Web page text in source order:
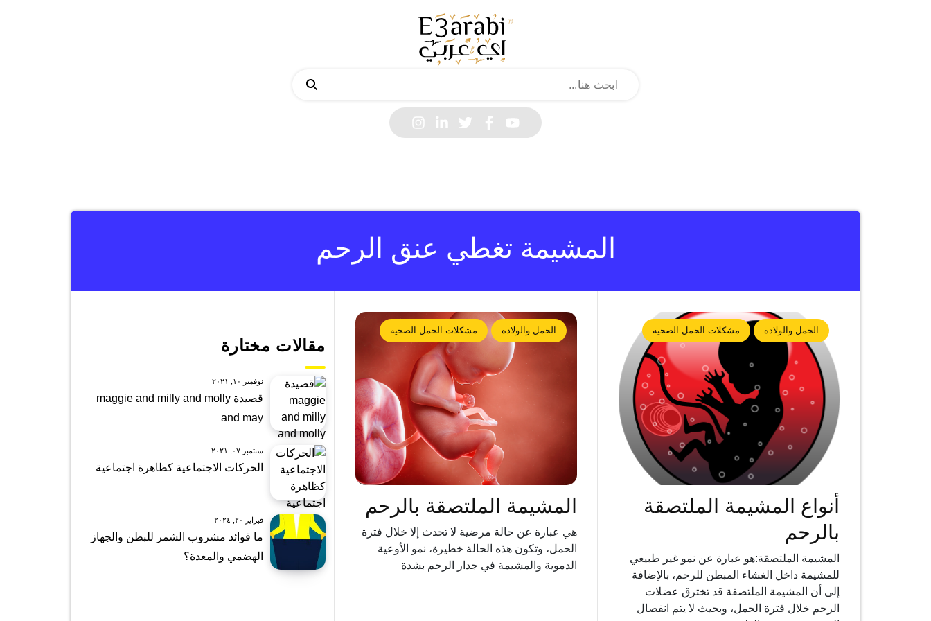
المشيمة تغطي عنق الرحم
الحمل والولادة مشكلات الحمل الصحية
أنواع المشيمة الملتصقة
بالرحم
المشيمة الملتصقة:هو عبارة عن نمو غير طبيعي
للمشيمة داخل الغشاء المبطن للرحم، بالإضافة
إلى أن المشيمة الملتصقة قد تخترق عضلات
الرحم خلال فترة الحمل، وبحيث لا يتم انفصال
الحمل والولادة مشكلات الحمل الصحية
المشيمة الملتصقة بالرحم
هي عبارة عن حالة مرضية لا تحدث إلا خلال فترة
الحمل، وتكون هذه الحالة خطيرة، نمو الأوعية
الدموية والمشيمة في جدار الرحم بشدة
مقالات مختارة
نوفمبر ١٠, ٢٠٢١
قصيدة maggie and milly and molly
and may
سبتمبر ٠٧, ٢٠٢١
الحركات الاجتماعية كظاهرة اجتماعية
فبراير ٢٠, ٢٠٢٤
ما فوائد مشروب الشمر للبطن والجهاز
الهضمي والمعدة؟